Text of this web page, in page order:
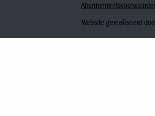
Website gerealiseerd